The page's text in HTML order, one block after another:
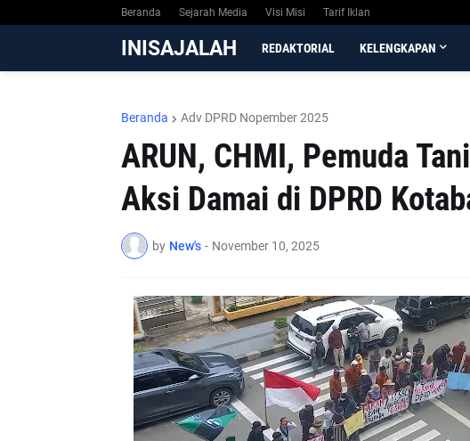
Beranda Sejarah Media Visi Misi Tarif Iklan
INISAJALAH REDAKTORIAL KELENGKAPAN
Beranda Adv DPRD Nopember 2025
ARUN, CHMI, Pemuda
Aksi Damai di DPRD
by New's - November 10, 2025